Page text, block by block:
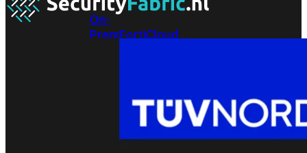
On-
PremFortiCloud
FortiEndpoint